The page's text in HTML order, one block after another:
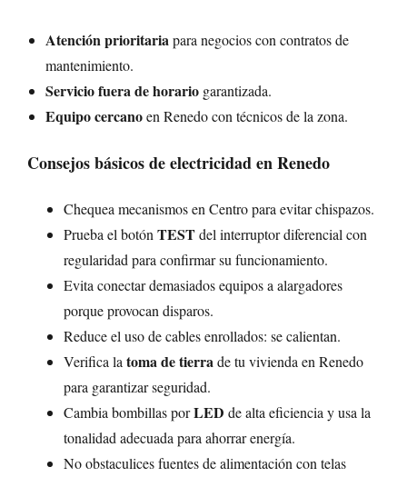
Atención prioritariapara negocios con contratos de
mantenimiento.
Servicio fuera de horario garantizada.
Equipo cercanoen Renedo con técnicos de la zona.
Consejos básicos de electricidad en Renedo
Chequea mecanismos en Centro para evitar chispazos.
Prueba el botón TESTdel interruptor diferencial con
regularidad para confirmar su funcionamiento.
Evita conectar demasiados equipos a alargadores
porque provocan disparos.
Reduce el uso de cables enrollados: se calientan.
Verifica la toma de tierrade tu vivienda en Renedo
para garantizar seguridad.
Cambia bombillas porLED de alta eficiencia y usa la
tonalidad adecuada para ahorrar energía.
No obstaculices fuentes de alimentación con telas